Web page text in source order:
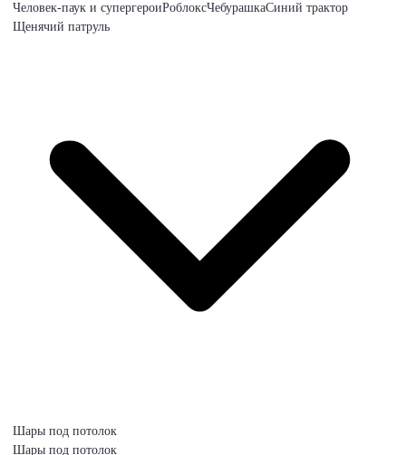
Человек-паук и супергероиРоблоксЧебурашкаСиний трактор
Щенячий патруль
Шары под потолок
Шары под потолок